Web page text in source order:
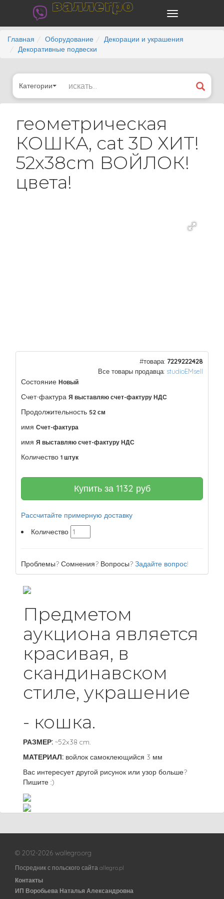
валлегро
Главная Оборудование
Декорации и украшения
Декоративные подвески
Категории
геометрическая
КОШКА, cat 3D ХИТ!
52x38cm ВОЙЛОК!
цвета!
#товара: 7229222428
Все товары продавца: studioEMsell
Состояние Новый
Счет-фактура Я выставляю счет-фактуру НДС
Продолжительность 52 см
имя Счет-фактура
имя Я выставляю счет-фактуру НДС
Количество 1 штук
Купить за 1132 руб
Рассчитайте примерную доставку
Количество
Проблемы? Сомнения? Вопросы? Задайте вопрос!
Предметом
аукциона является
красивая, в
скандинавском
стиле, украшение
- кошка.
РАЗМЕР: ~52x38 cm.
МАТЕРИАЛ: войлок самоклеющийся 3 мм
Вас интересует другой рисунок или узор больше?
Пишите :)
© 2012-2026 wallegro.org
Посредник с польского сайта allegro.pl
Контакты
ИП Воробьева Наталья Александровна